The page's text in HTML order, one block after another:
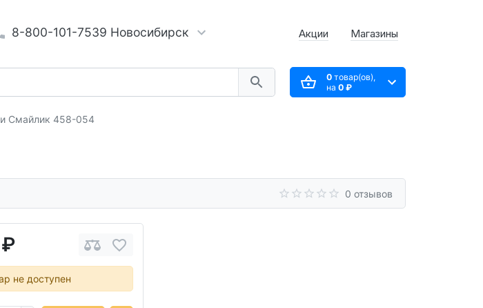
8-800-101-7539 Новосибирск Акции Магазины
0товар(ов),
на 0 ₽
Смайлик 458-054
0 отзывов
не доступен